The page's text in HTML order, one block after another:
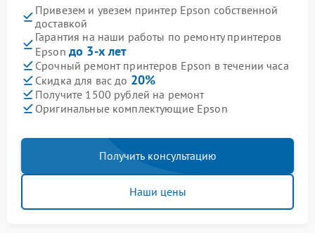
Привезем и увезем принтер Epson собственной
доставкой
Гарантия на наши работы по ремонту принтеров
Epson до 3-х лет
Срочный ремонт принтеров Epson в течении часа
Скидка для вас до 20%
Получите 1500 рублей на ремонт
Оригинальные комплектующие Epson
Получить консультацию
Наши цены